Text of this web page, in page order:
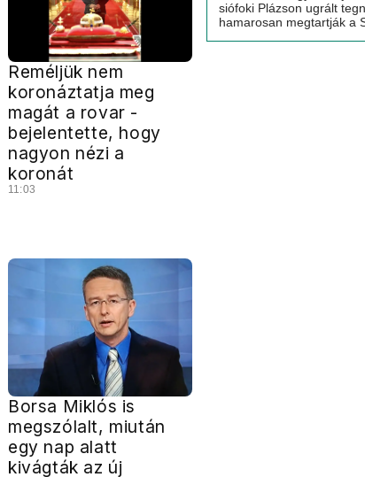
Reméljük nem
koronáztatja meg
magát a rovar -
bejelentette, hogy
nagyon nézi a
koronát
11:03
Borsa Miklós is
megszólalt, miután
egy nap alatt
kivágták az új
siófoki Plázson ugrált
hamarosan megtartják a